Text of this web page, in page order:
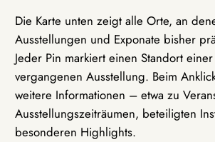
Die Karte unten zeigt alle Orte, an
Ausstellungen und Exponate bisher
Jeder Pin markiert einen Standort
vergangenen Ausstellung. Beim
weitere Informationen – etwa zu
Ausstellungszeiträumen, beteiligten
besonderen Highlights.